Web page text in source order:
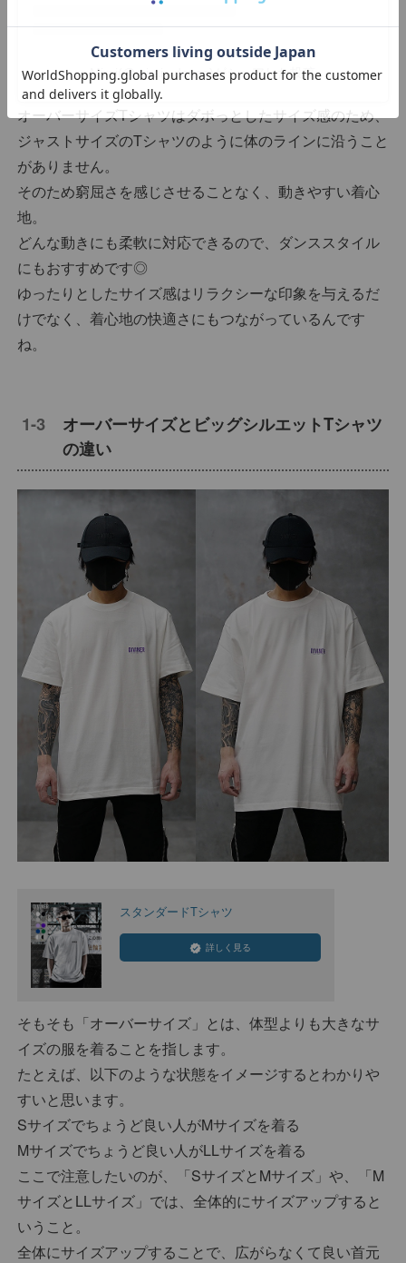
Mirai(@mirai._dance)がシェアした投稿
オーバーサイズTシャツはダボっとしたサイズ感のため、
ジャストサイズのTシャツのように体のラインに沿うこと
がありません。
そのため窮屈さを感じさせることなく、動きやすい着心
地。
どんな動きにも柔軟に対応できるので、ダンススタイル
にもおすすめです◎
ゆったりとしたサイズ感はリラクシーな印象を与えるだ
けでなく、着心地の快適さにもつながっているんです
ね。
オーバーサイズとビッグシルエットTシャツ
の違い
スタンダードTシャツ
詳しく見る
そもそも「オーバーサイズ」とは、体型よりも大きなサ
イズの服を着ることを指します。
たとえば、以下のような状態をイメージするとわかりや
すいと思います。
Sサイズでちょうど良い人がMサイズを着る
Mサイズでちょうど良い人がLLサイズを着る
ここで注意したいのが、「SサイズとMサイズ」や、「M
サイズとLLサイズ」では、全体的にサイズアップすると
いうこと。
全体にサイズアップすることで、広がらなくて良い首元